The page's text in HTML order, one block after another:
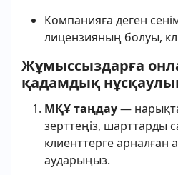
Компанияға деген
лицензияның болуы,
Жұмыссыздарға
қадамдық
МҚҰ таңдау—
зерттеңіз, шарттарды
клиенттерге арналған
аударыңыз.